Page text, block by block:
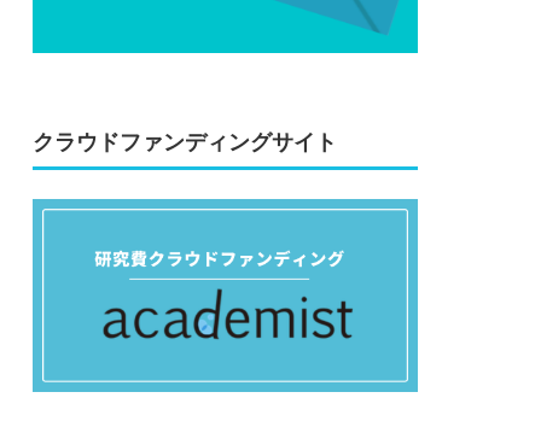
クラウドファンディングサイト